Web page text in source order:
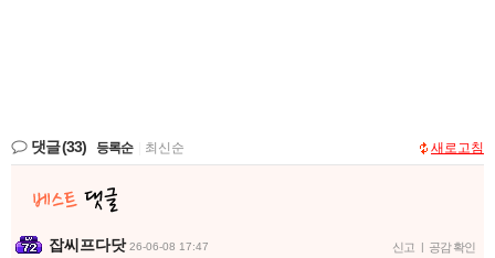
댓글(33) 등록순 최신순 새로고침
잡씨프다닷 26-06-08 17:47 신고 | 공감 확인